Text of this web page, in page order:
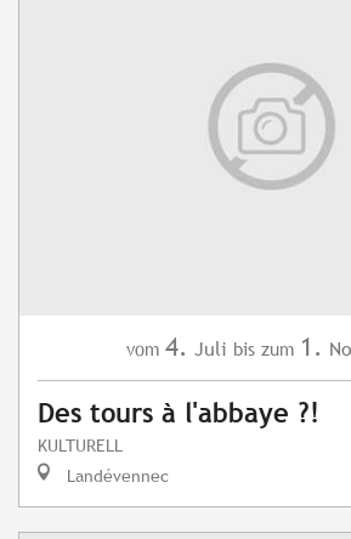
vom 4. Juli bis zum 1.
Des tours à l'abbaye ?!
KULTURELL
Landévennec